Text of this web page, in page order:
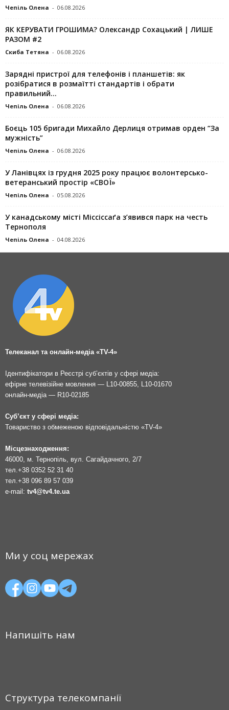
Чепіль Олена - 06.08.2026
ЯК КЕРУВАТИ ГРОШИМА? Олександр Сохацький | ЛИШЕ
РАЗОМ #2
Скиба Тетяна - 06.08.2026
Зарядні пристрої для телефонів і планшетів: як
розібратися в розмаїтті стандартів і обрати
правильний...
Чепіль Олена - 06.08.2026
Боєць 105 бригади Михайло Дерлиця отримав орден “За
мужність”
Чепіль Олена - 06.08.2026
У Ланівцях із грудня 2025 року працює волонтерсько-
ветеранський простір «СВОЇ»
Чепіль Олена - 05.08.2026
У канадському місті Міссіссаґа з’явився парк на честь
Тернополя
Чепіль Олена - 04.08.2026
Телеканал та онлайн-медіа «TV-4»
Ідентифікатори в Реєстрі суб’єктів у сфері медіа:
ефірне телевізійне мовлення — L10-00855, L10-01670
онлайн-медіа — R10-02185
Суб’єкт у сфері медіа:
Товариство з обмеженою відповідальністю «TV-4»
Місцезнаходження:
46000, м. Тернопіль, вул. Сагайдачного, 2/7
тел. +38 0352 52 31 40
тел. +38 096 89 57 039
e-mail: tv4@tv4.te.ua
Ми у соц мережах
Напишіть нам
Структура телекомпанії